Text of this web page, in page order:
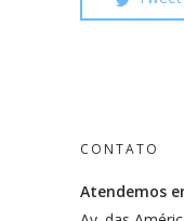
CONTATO
Atendemos